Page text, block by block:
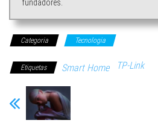
fundadores.
Categoria Tecnologia
Etiquetas Smart Home TP-Link